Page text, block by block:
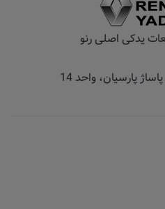
یدکی اصلی رنو
پارسیان، واحد 14